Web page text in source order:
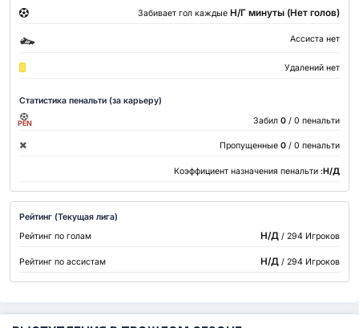
Забивает гол каждые Н/Г минуты (Нет голов)
Ассиста нет
Удалений нет
Статистика пенальти (за карьеру)
PEN Забил 0 / 0 пенальти
Пропущенные 0 / 0 пенальти
Коэффициент назначения пенальти :Н/Д
Рейтинг (Текущая лига)
Рейтинг по голам
Н/Д/ 294 Игроков
Рейтинг по ассистам Н/Д/ 294 Игроков